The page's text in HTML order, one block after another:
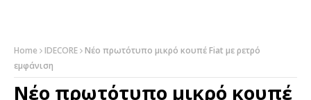
Home IDECORE Νέο πρωτότυπο μικρό κουπέ Fiat με ρετρό
εμφάνιση
Νέο πρωτότυπο μικρό κουπέ